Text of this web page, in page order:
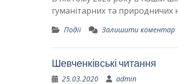
гуманітарних та природничих
Події Залишити коментар
Шевченківські читання
25.03.2020 admin